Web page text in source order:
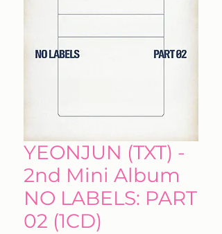
YEONJUN (TXT) -
2nd Mini Album
NO LABELS: PART
02 (1CD)